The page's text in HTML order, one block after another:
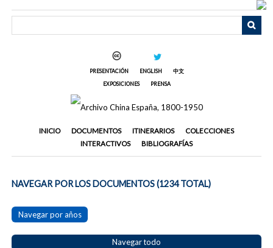
PRESENTACIÓN ENGLISH
中文
EXPOSICIONES
PRENSA
INICIO DOCUMENTOS ITINERARIOS
COLECCIONES
INTERACTIVOS
BIBLIOGRAFÍAS
NAVEGAR POR LOS DOCUMENTOS (1234 TOTAL)
Navegar por años
Navegar todo